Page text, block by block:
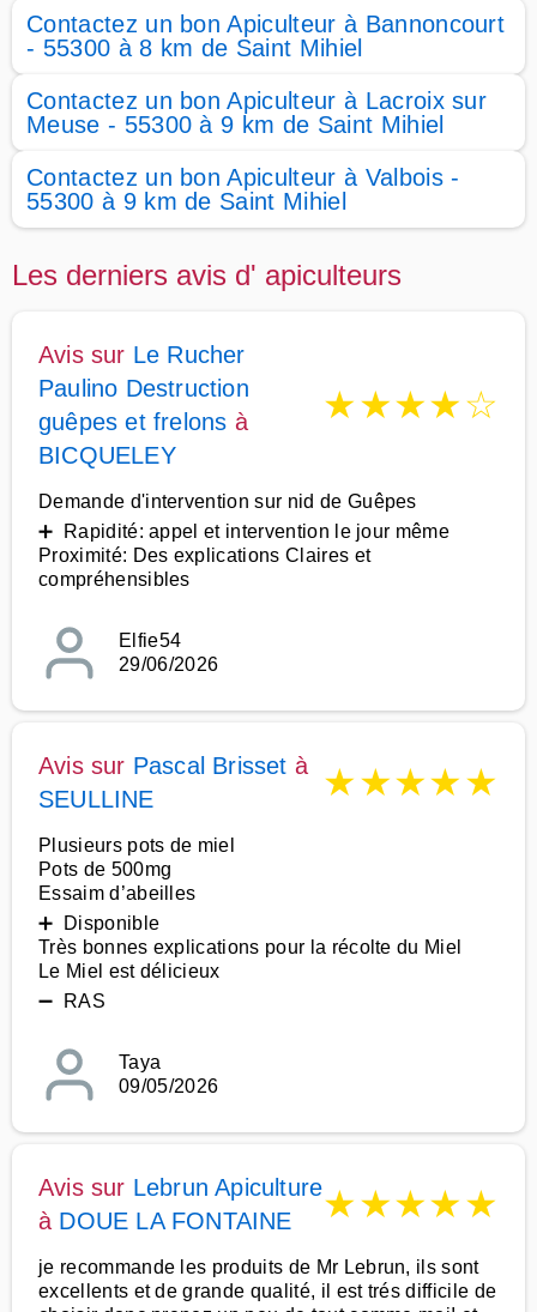
Contactez un bon Apiculteur à Bannoncourt
- 55300 à 8 km de Saint Mihiel
Contactez un bon Apiculteur à Lacroix sur
Meuse - 55300 à 9 km de Saint Mihiel
Contactez un bon Apiculteur à Valbois -
55300 à 9 km de Saint Mihiel
Les derniers avis d' apiculteurs
Avis sur Le Rucher
Paulino Destruction
guêpes et frelons à
BICQUELEY
★★★★☆
Demande d'intervention sur nid de Guêpes
➕ Rapidité: appel et intervention le jour même
Proximité: Des explications Claires et
compréhensibles
Elfie54
29/06/2026
Avis sur Pascal Brisset à
SEULLINE
★★★★★
Plusieurs pots de miel
Pots de 500mg
Essaim d’abeilles
➕ Disponible
Très bonnes explications pour la récolte du Miel
Le Miel est délicieux
➖ RAS
Taya
09/05/2026
Avis sur Lebrun Apiculture
à DOUE LA FONTAINE ★★★★★
je recommande les produits de Mr Lebrun, ils sont
excellents et de grande qualité, il est trés difficile de